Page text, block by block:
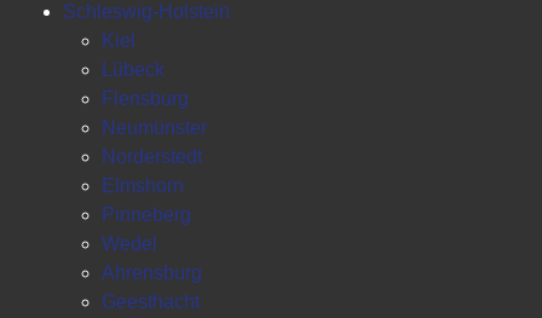
Schleswig-Holstein
Kiel
Lübeck
Flensburg
Neumünster
Norderstedt
Elmshorn
Pinneberg
Wedel
Ahrensburg
Geesthacht